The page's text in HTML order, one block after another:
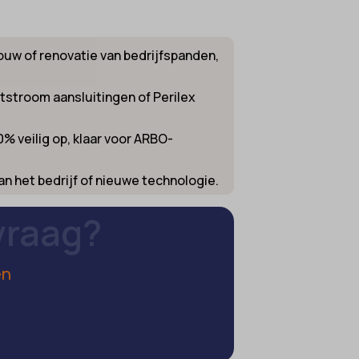
of renovatie van bedrijfspanden,
aansluitingen of Perilex
veilig op, klaar voor ARBO-
het bedrijf of nieuwe technologie.